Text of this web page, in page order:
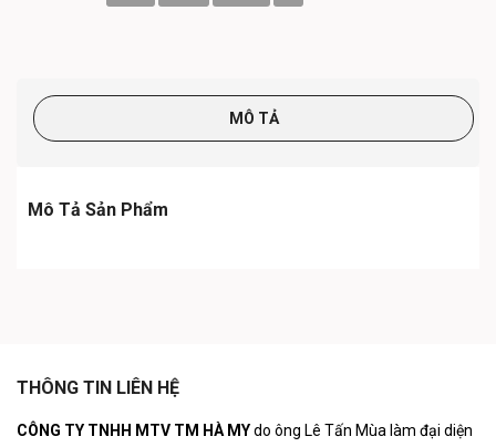
MÔ TẢ
Mô Tả Sản Phẩm
THÔNG TIN LIÊN HỆ
CÔNG TY TNHH MTV TM HÀ MYdo ông Lê Tấn Mùa làm đại diện